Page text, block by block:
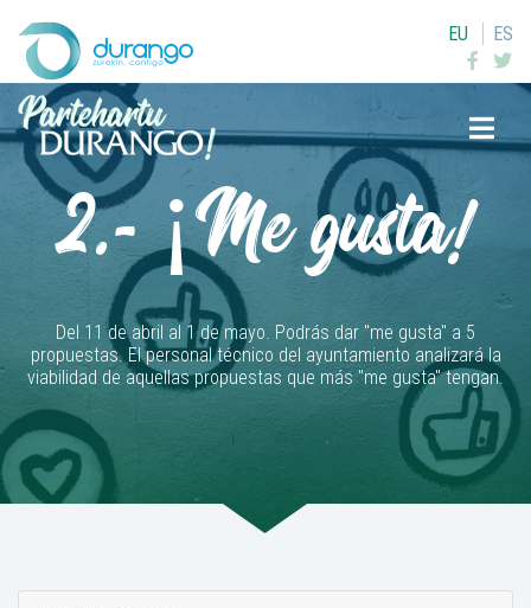
EU ES
2.- ¡Me gusta!
Del 11 de abril al 1 de mayo. Podrás dar "me gusta" a 5
propuestas. El personal técnico del ayuntamiento analizará la
viabilidad de aquellas propuestas que más "me gusta" tengan.